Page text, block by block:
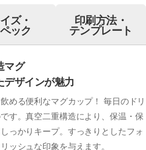
ズ・
ック
印刷方法・
テンプレート
マグ
ザインが魅力
める便利なマグカップ！ 毎日のドリ
す。真空二重構造により、保温・保
っかりキープ。すっきりとしたフォ
ッシュな印象を与えます。